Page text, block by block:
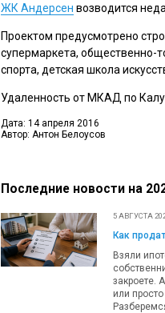
ЖК Андерсен возводится
Проектом предусмотрено
супермаркета, общественно-
спорта, детская школа
Удаленность от МКАД по
Дата: 14 апреля 2016
Автор: Антон Белоусов
Последние новости на
5 АВГУСТА
Как
Взяли
закроете.
или просто